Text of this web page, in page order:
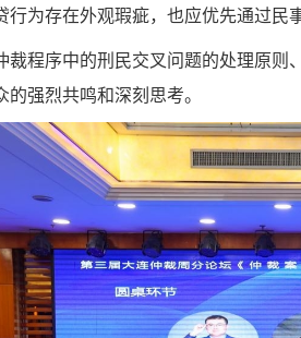
行为存在外观瑕疵，也应优先通过民
裁程序中的刑民交叉问题的处理原
强烈共鸣和深刻思考。